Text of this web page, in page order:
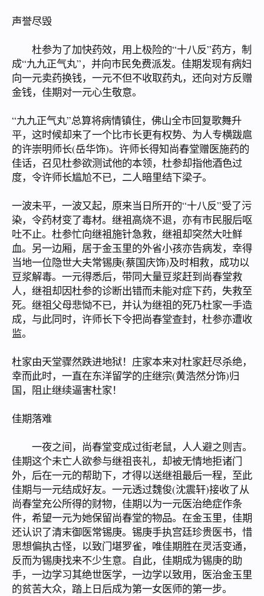
声誉尽毁
杜参为了加快药效，用上极险的“十八反”药方，制
成“九九正气丸”，并向市民免费派发。佳期发现有病妇
向一元卖药换钱，一元不但不收取药丸，还向对方反赠
金钱，佳期对一元心生敬意。
“九九正气丸”总算将病情镇住，佛山全市回复歌舞升
平，这时候却来了一个比市长更有权势、为人专横跋扈
的许崇明师长(岳华饰)。许师长得知尚春堂赠医施药的
佳话，召见杜参欲测试他的本领，杜参却指他酒色过
度，令许师长尴尬不已，二人暗里结下梁子。
一波未平，一波又起，原来当日所开的“十八反”受了污
染，令药材变了毒材。继袓高烧不退，亦有市民服后呕
吐不止。杜参忙向继袓施针急救，继袓却突然大吐鲜
血。另一边厢，居于金玉里的外省小孩亦告病发，幸得
当地一位隐世大夫常锡庚(蔡国庆饰)及时相救，成功以
豆浆解毒。一元得悉后，带同大量豆浆赶到尚春堂救
人，继祖却因杜参的诊断出错而未能对症下药，失救至
死。继祖父母悲恸不已，并认为继祖的死乃杜家一手造
成，与此同时，许师长下令把尚春堂查封，杜参亦遭收
监。
杜家由天堂骤然跌进地狱！庄家本来对杜家赶尽杀绝，
幸而此时，一直在东洋留学的庄继宗(黄浩然分饰)归
国，阻止继续逼害杜家！
佳期落难
一夜之间，尚春堂变成过街老鼠，人人避之则吉。
佳期这个未亡人欲参与继祖丧礼，却被无情地拒诸门
外，后在一元的帮助下，才得以送继祖最后一程，至此
佳期与一元结成好友。一元透过魏俊(沈震轩)接收了从
尚春堂充公所得的财物，佳期以为一元医治绝症作条
件，希望一元为她保留尚春堂的物品。在金玉里，佳期
还认识了清末御医常锡庚。锡庚手执宫廷珍贵医书，惜
思想偏执古怪，以致门堪罗雀，唯佳期胜在灵活变通，
反而为锡庚找来不少生意。自此，佳期成为锡庚的助
手，一边学习其绝世医学，一边学以致用，医治金玉里
的贫苦大众，踏上日后成为第一女医师的第一步。